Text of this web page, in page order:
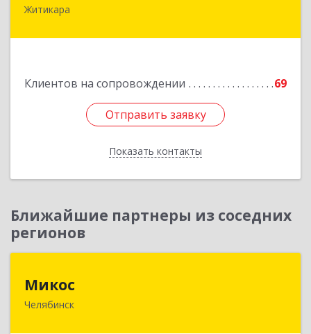
Житикара
Клиентов на сопровождении 69
Отправить заявку
Показать контакты
110700, Республика Казахстан, Костанайская
Отправить заявку
Назад
Ближайшие партнеры из соседних
регионов
Микос
Челябинск